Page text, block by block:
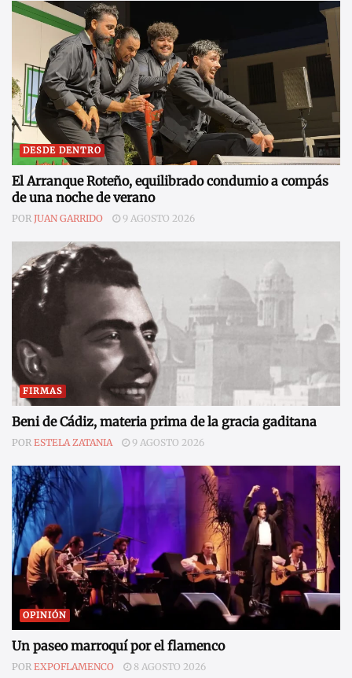
DESDE DENTRO
El Arranque Roteño, equilibrado condumio a compás
de una noche de verano
POR JUAN GARRIDO 9 AGOSTO 2026
FIRMAS
Beni de Cádiz, materia prima de la gracia gaditana
POR ESTELA ZATANIA 9 AGOSTO 2026
OPINIÓN
Un paseo marroquí por el flamenco
POR EXPOFLAMENCO 8 AGOSTO 2026